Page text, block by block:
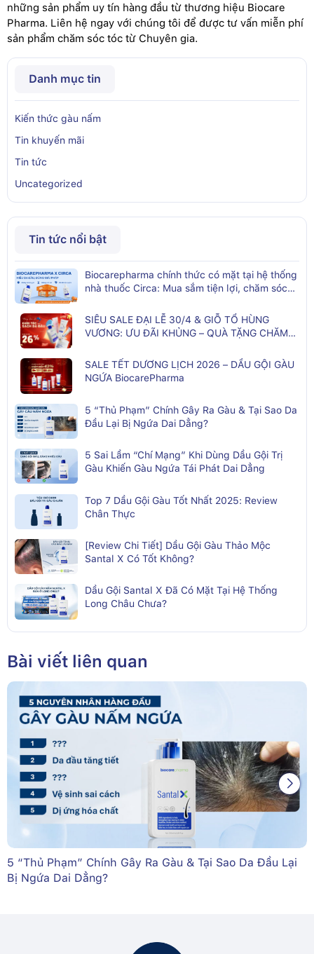
những sản phẩm uy tín hàng đầu từ thương hiệu Biocare
Pharma. Liên hệ ngay với chúng tôi để được tư vấn miễn phí
sản phẩm chăm sóc tóc từ Chuyên gia.
Danh mục tin
Kiến thức gàu nấm
Tin khuyến mãi
Tin tức
Uncategorized
Tin tức nổi bật
Biocarepharma chính thức có mặt tại hệ thống
nhà thuốc Circa: Mua sắm tiện lợi, chăm sóc
SIÊU SALE ĐẠI LỄ 30/4 & GIỖ TỔ HÙNG
VƯƠNG: ƯU ĐÃI KHỦNG – QUÀ TẶNG CHĂM
SALE TẾT DƯƠNG LỊCH 2026 – DẦU GỘI GÀU
NGỨA BiocarePharma
5 “Thủ Phạm” Chính Gây Ra Gàu & Tại Sao Da
Đầu Lại Bị Ngứa Dai Dẳng?
5 Sai Lầm “Chí Mạng” Khi Dùng Dầu Gội Trị
Gàu Khiến Gàu Ngứa Tái Phát Dai Dẳng
Top 7 Dầu Gội Gàu Tốt Nhất 2025: Review
Chân Thực
[Review Chi Tiết] Dầu Gội Gàu Thảo Mộc
Santal X Có Tốt Không?
Dầu Gội Santal X Đã Có Mặt Tại Hệ Thống
Long Châu Chưa?
Bài viết liên quan
5 “Thủ Phạm” Chính Gây Ra Gàu & Tại Sao Da Đầu Lại
Bị Ngứa Dai Dẳng?